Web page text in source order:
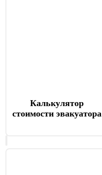
Калькулятор
стоимости эвакуатора